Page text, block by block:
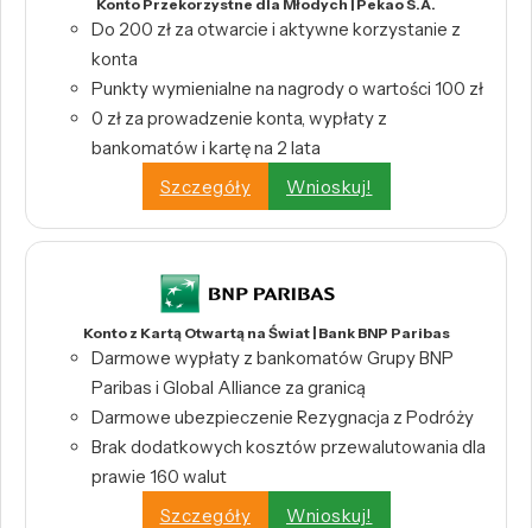
Konto Przekorzystne dla Młodych | Pekao S.A.
Do 200 zł za otwarcie i aktywne korzystanie z
konta
Punkty wymienialne na nagrody o wartości 100 zł
0 zł za prowadzenie konta, wypłaty z
bankomatów i kartę na 2 lata
Szczegóły
Wnioskuj!
Konto z Kartą Otwartą na Świat | Bank BNP Paribas
Darmowe wypłaty z bankomatów Grupy BNP
Paribas i Global Alliance za granicą
Darmowe ubezpieczenie Rezygnacja z Podróży
Brak dodatkowych kosztów przewalutowania dla
prawie 160 walut
Szczegóły
Wnioskuj!